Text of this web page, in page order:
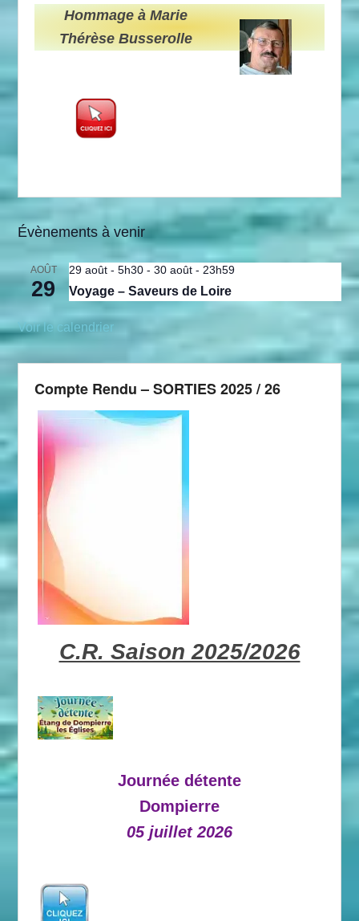
Hommage à Marie
Thérèse Busserolle
Évènements à venir
AOÛT
29
29 août - 5h30 -30 août - 23h59
Voyage – Saveurs de Loire
Voir le calendrier
Compte Rendu – SORTIES 2025 / 26
C.R. Saison 2025/2026
Journée détente
Dompierre
05 juillet 2026